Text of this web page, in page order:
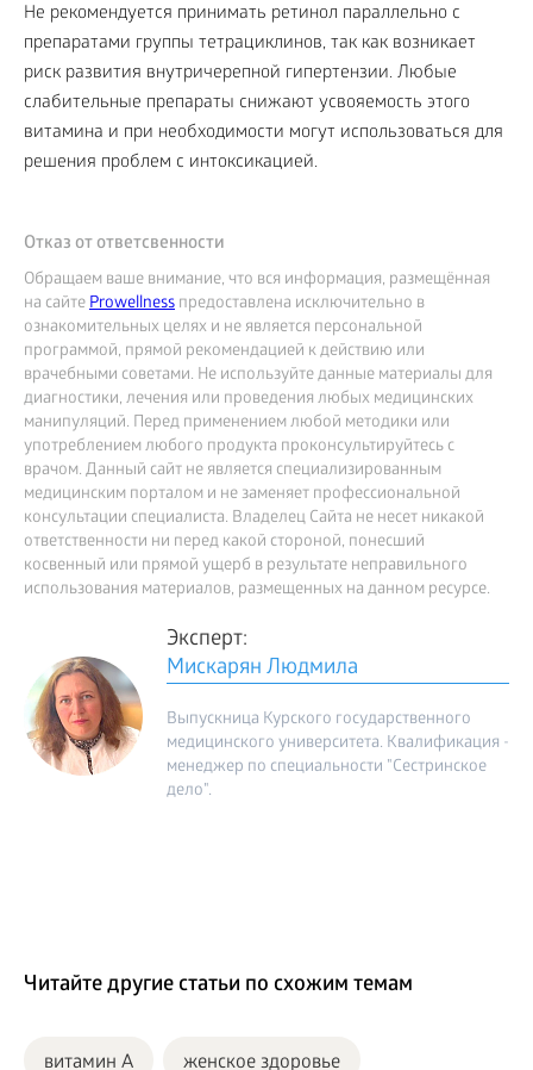
Не рекомендуется принимать ретинол параллельно с
препаратами группы тетрациклинов, так как возникает
риск развития внутричерепной гипертензии. Любые
слабительные препараты снижают усвояемость этого
витамина и при необходимости могут использоваться для
решения проблем с интоксикацией.
Отказ от ответсвенности
Обращаем ваше внимание, что вся информация, размещённая
на сайтеProwellness предоставлена исключительно в
ознакомительных целях и не является персональной
программой, прямой рекомендацией к действию или
врачебными советами. Не используйте данные материалы для
диагностики, лечения или проведения любых медицинских
манипуляций. Перед применением любой методики или
употреблением любого продукта проконсультируйтесь с
врачом. Данный сайт не является специализированным
медицинским порталом и не заменяет профессиональной
консультации специалиста. Владелец Сайта не несет никакой
ответственности ни перед какой стороной, понесший
косвенный или прямой ущерб в результате неправильного
использования материалов, размещенных на данном ресурсе.
Эксперт:
Мискарян Людмила
Выпускница Курского государственного
медицинского университета. Квалификация -
менеджер по специальности "Сестринское
дело".
Читайте другие статьи по схожим темам
витамин A женское здоровье